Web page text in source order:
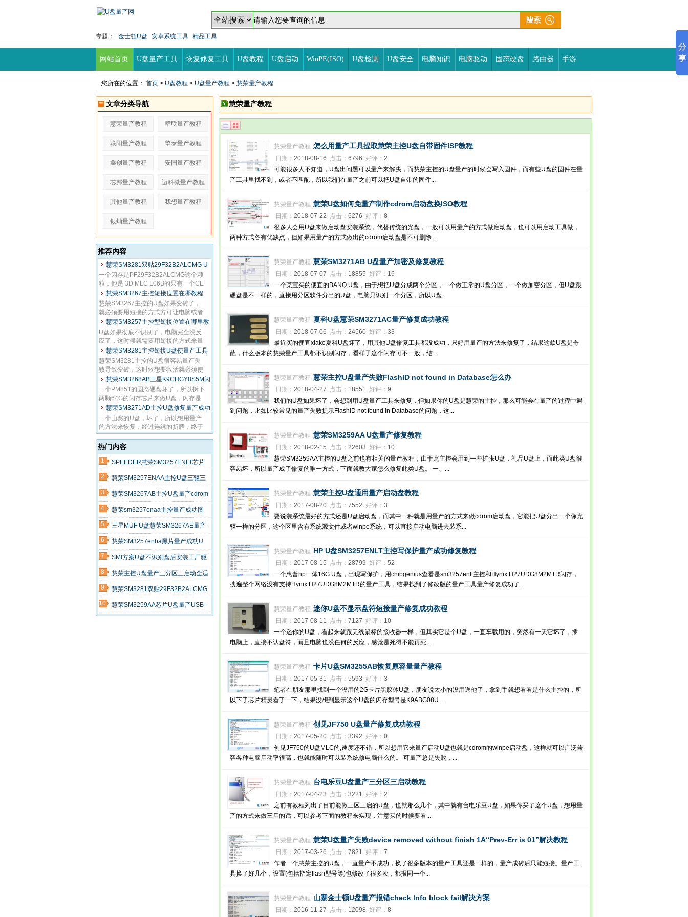
专题： 金士顿U盘 安卓系统工具 精品工具
网站首页 U盘量产工具 恢复修复工具 U盘教程 U盘启动 WinPE(ISO) U盘检测 U盘安全 电脑知识 电脑驱动 固态硬盘 路由器 手游
您所在的位置： 首页 > U盘教程 > U盘量产教程 > 慧荣量产教程
文章分类导航
慧荣量产教程 群联量产教程
联阳量产教程 擎泰量产教程
鑫创量产教程 安国量产教程
芯邦量产教程 迈科微量产教程
其他量产教程 我想量产教程
银灿量产教程
推荐内容
慧荣SM3281双贴29F32B2ALCMG U
盘量产成功经验
一个闪存是PF29F32B2ALCMG这个颗
粒，他是 3D MLC L06B的只有一个CE
的ID 为89 A4 64 32 A...
慧荣SM3267主控短接位置在哪教程
慧荣SM3267主控的U盘如果变砖了，
就必须要用短接的方式方可让电脑或者
量产工具重新识别，...
慧荣SM3257主控型短接位置在哪里教
程
U盘如果彻底不识别了，电脑完全没反
应了，这时候就需要用短接的方式来量
产修复，而且只要U盘...
慧荣SM3281主控短接U盘使量产工具
识别教程
慧荣SM3281主控的U盘很容易量产失
败导致变砖，这时候想要救活就必须使
用短接大法了，而很...
慧荣SM3268AB三星K9CHGY8S5M闪
存U盘量产成功
一个PM851的固态硬盘坏了，所以拆下
两颗64G的闪存芯片来做U盘，闪存是
K9CHGY8S5M-CCK0的，网...
慧荣SM3271AD主控U盘修复量产成功
教程
一个山寨的U盘，坏了，所以想用量产
的方法来恢复，经过连续的折腾，终于
量产成功，由于主控是慧...
热门内容
1 SPEEDER慧荣SM3257ENLT芯片
U盘量产成功教程
2 慧荣SM3257ENAA主控U盘三驱三
启量产全过程教程（hp v220w实
例）
3 慧荣SM3267AB主控U盘量产cdrom
启动成功教程
4 慧荣sm3257enaa主控量产成功图
文教程-适用超棒32G等
5 三星MUF U盘慧荣SM3267AE量产
修复教程
6 慧荣SM3257enba黑片量产成功U
盘修复教程
7 SMI方案U盘不识别盘后安装工厂驱
动详细步骤
8 慧荣主控U盘量产三分区三启动全适
用教程
9 慧荣SM3281双贴29F32B2ALCMG
U盘量产成功经验
10 慧荣SM3259AA芯片U盘量产USB-
慧荣量产教程
慧荣量产教程 怎么用量产工具提取慧荣主控U盘自带固件ISP教程
日期： 2018-08-16 点击： 6796 好评： 2
可能很多人不知道，U盘出问题可以量产来解决，而慧荣主控的U盘量产的时候会写入固件，而有些U盘的固件在量
产工具里找不到，或者不匹配，所以我们在量产之前可以把U盘自带的固件...
慧荣量产教程 慧荣U盘如何免量产制作cdrom启动盘换ISO教程
日期： 2018-07-22 点击： 6276 好评： 8
很多人会用U盘来做启动盘安装系统，代替传统的光盘，一般可以用量产的方式做启动盘，也可以用启动工具做，
两种方式各有优缺点，但如果用量产的方式做出的cdrom启动盘是不可删除...
慧荣量产教程 慧荣SM3271AB U盘量产加密及修复教程
日期： 2018-07-07 点击： 18855 好评： 16
一个某宝买的便宜的BANQ U盘，由于想把U盘分成两个分区，一个做正常的U盘分区，一个做加密分区，但U盘跟
硬盘是不一样的，直接用分区软件分出的U盘，电脑只识别一个分区，所以U盘...
慧荣量产教程 夏科U盘慧荣SM3271AC量产修复成功教程
日期： 2018-07-06 点击： 24560 好评： 33
最近买的便宜xiake夏科U盘坏了，用其他U盘修复工具都没成功，只好用量产的方法来修复了，结果这款U盘是奇
葩，什么版本的慧荣量产工具都不识别闪存，看样子这个闪存可不一般，结...
慧荣量产教程 慧荣主控U盘量产失败FlashID not found in Database怎么办
日期： 2018-04-27 点击： 18551 好评： 9
我们的U盘如果坏了，会想到用U盘量产工具来修复，但如果你的U盘是慧荣的主控，那么可能会在量产的过程中遇
到问题，比如比较常见的量产失败提示FlashID not found in Database的问题，这...
慧荣量产教程 慧荣SM3259AA U盘量产修复教程
日期： 2018-02-15 点击： 22603 好评： 10
慧荣SM3259AA主控的U盘之前也有相关的量产教程，由于此主控会用到一些扩张U盘，礼品U盘上，而此类U盘很
容易坏，所以量产成了修复的唯一方式，下面就教大家怎么修复此类U盘。 一、...
慧荣量产教程 慧荣主控U盘通用量产启动盘教程
日期： 2017-08-20 点击： 7552 好评： 3
要说装系统最好的方式还是U盘启动盘，而其中一种就是用量产的方式来做cdrom启动盘，它能把U盘分出一个像光
驱一样的分区，这个区里含有系统源文件或者winpe系统，可以直接启动电脑进去装系...
慧荣量产教程 HP U盘SM3257ENLT主控写保护量产成功修复教程
日期： 2017-08-15 点击： 28799 好评： 52
一个惠普hp一体16G U盘，出现写保护，用chipgenius查看是sm3257enlt主控和Hynix H27UDG8M2MTR闪存，
搜遍整个网络没有支持Hynix H27UDG8M2MTR的量产工具，结果找到了修改版的量产工具量产修复成功了...
慧荣量产教程 迷你U盘不显示盘符短接量产修复成功教程
日期： 2017-08-11 点击： 7127 好评： 10
一个迷你的U盘，看起来就跟无线鼠标的接收器一样，但其实它是个U盘，一直车载用的，突然有一天它坏了，插
电脑上，直接不认盘符，而且电脑也没任何的反应，感觉是死得不能再死...
慧荣量产教程 卡片U盘SM3255AB恢复原容量量产教程
日期： 2017-05-31 点击： 5593 好评： 3
笔者在朋友那里找到一个没用的2G卡片黑胶体U盘，朋友说太小的没用送他了，拿到手就想看看是什么主控的，所
以下了芯片精灵看了一下，结果没想到显示这个U盘的闪存型号是K9ABG08U...
慧荣量产教程 创见JF750 U盘量产修复成功教程
日期： 2017-05-20 点击： 3392 好评： 0
创见JF750的U盘MLC的,速度还不错，所以想用它来量产启动U盘也就是cdrom的winpe启动盘，这样就可以广泛兼
容各种电脑启动率很高，也就能随时可以装系统修电脑什么的。 可量产总是失败，...
慧荣量产教程 台电乐豆U盘量产三分区三启动教程
日期： 2017-04-23 点击： 3221 好评： 2
之前有教程列出了目前能做三区三启的U盘，也就那么几个，其中就有台电乐豆U盘，如果你买了这个U盘，想用量
产的方式来做三启的话，可以参考下面的教程来实现，注意买的时候要看...
慧荣量产教程 慧荣U盘量产失败device removed without finish 1A“Prev-Err is 01”解决教程
日期： 2017-03-26 点击： 7821 好评： 7
作者一个慧荣主控的U盘，一直量产不成功，换了很多版本的量产工具还是一样的，量产成砖后只能短接。量产工
具换了好几个，设置(包括指定flash型号等)也修改了很多次，都报同一个...
慧荣量产教程 山寨金士顿U盘量产报错check lnfo block fail解决方案
日期： 2016-11-27 点击： 12098 好评： 8